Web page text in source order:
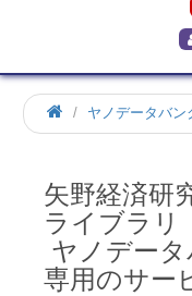
ホ
ー
ヤノデータバン
矢野経済研
ライブラリ
ヤノデー
専用のサー